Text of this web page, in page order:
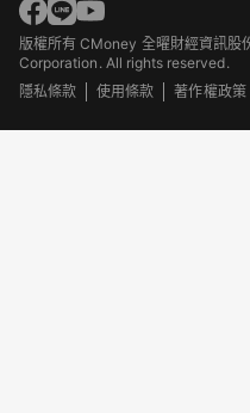
版權所有 CMoney 全曜財經資訊
Corporation. All rights reserved.
隱私條款
使用條款 著作權政策